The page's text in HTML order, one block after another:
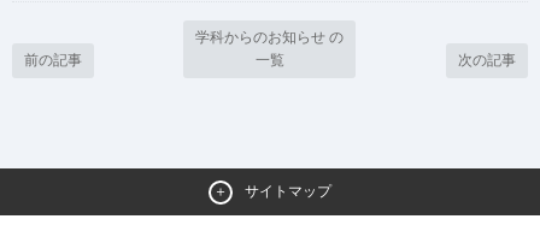
前の記事
学科からのお知らせ の
一覧
次の記事
サイトマップ